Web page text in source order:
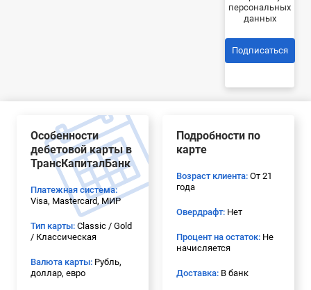
персональных
данных
Подписаться
Особенности
дебетовой карты в
ТрансКапиталБанк
Платежная система:
Visa, Mastercard, МИР
Тип карты: Classic / Gold
/ Классическая
Валюта карты: Рубль,
доллар, евро
Подробности по
карте
Возраст клиента: От 21
года
Овердрафт: Нет
Процент на остаток: Не
начисляется
Доставка: В банк